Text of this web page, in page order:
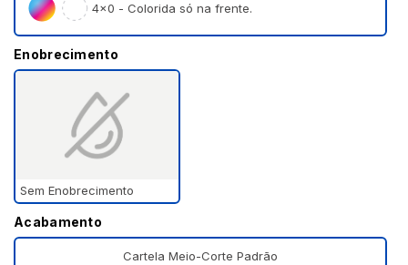
4×0 - Colorida só na frente.
Enobrecimento
Sem Enobrecimento
Acabamento
Cartela Meio-Corte Padrão